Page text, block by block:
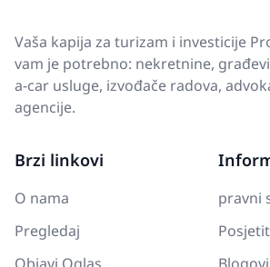
Vaša kapija za turizam i investicije
vam je potrebno: nekretnine,
a-car usluge, izvođače radova,
agencije.
Brzi linkovi
O nama
Pregledaj
pravni